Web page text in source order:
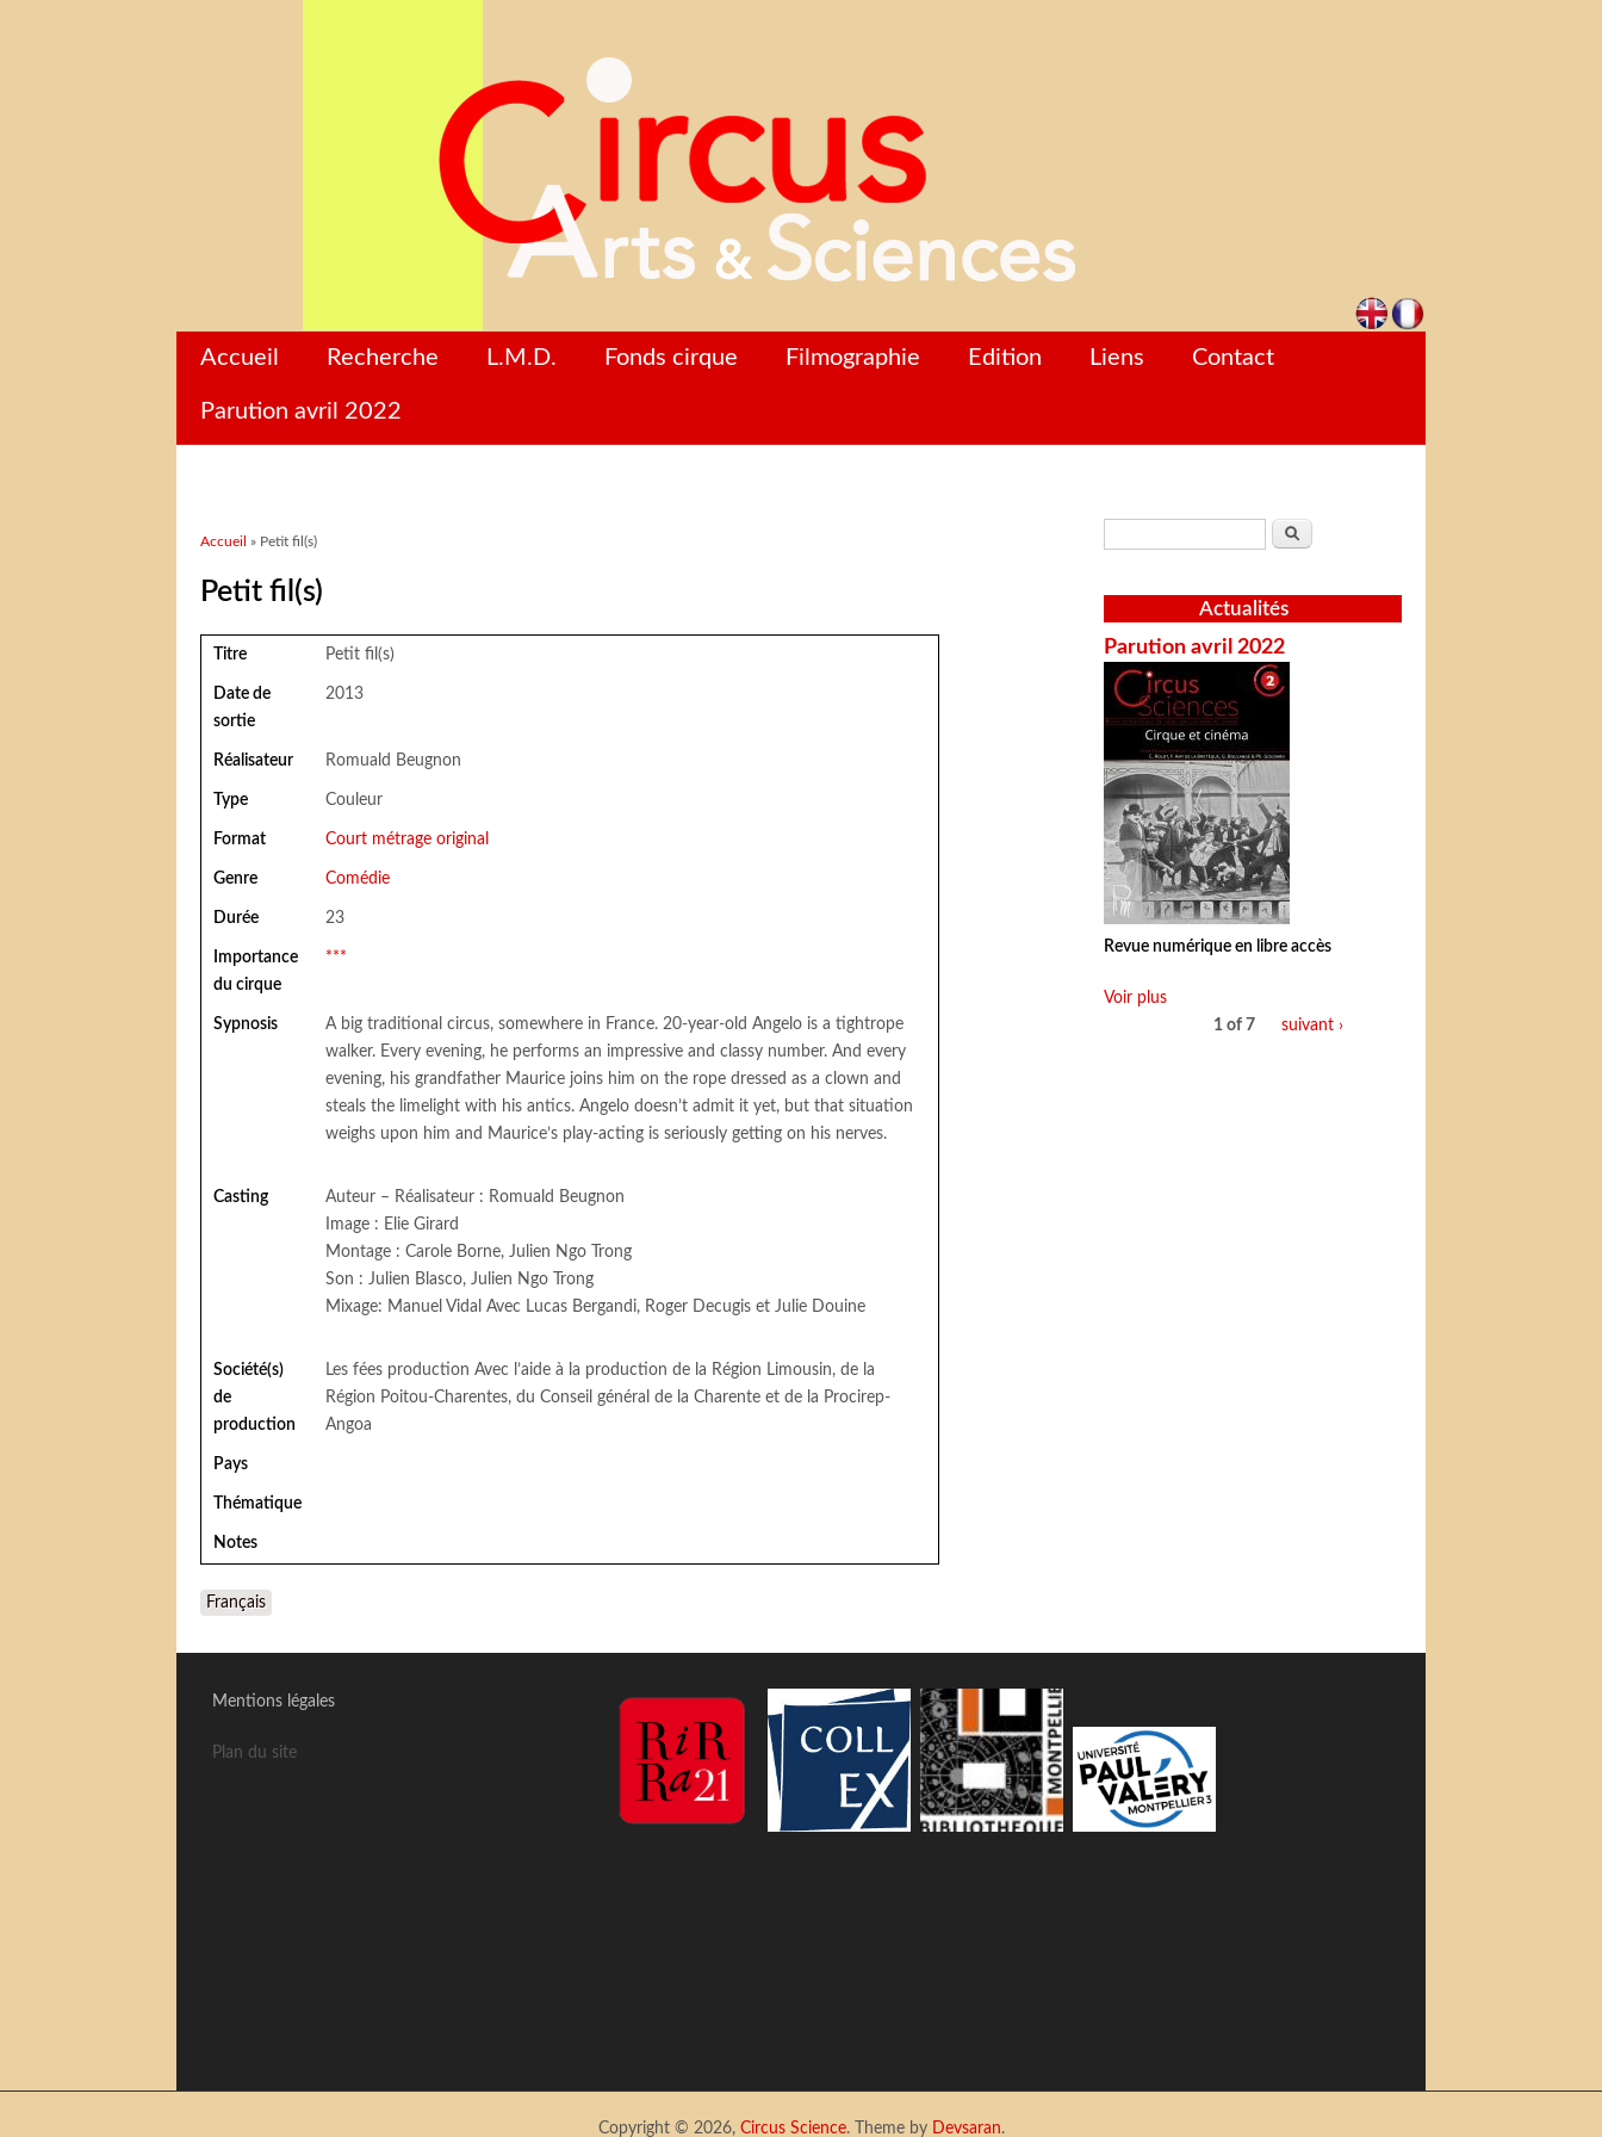
Accueil Recherche L.M.D. Fonds cirque Filmographie Edition Liens Contact
Parution avril 2022
Vous êtes ici
Accueil » Petit fil(s)
Petit fil(s)
Titre Petit fil(s)
Date de
sortie
2013
Réalisateur Romuald Beugnon
Type Couleur
Format Court métrage original
Genre Comédie
Durée 23
Importance
du cirque
***
Sypnosis
A big traditional circus, somewhere in France. 20-year-old Angelo is a tightrope
walker. Every evening, he performs an impressive and classy number. And every
evening, his grandfather Maurice joins him on the rope dressed as a clown and
steals the limelight with his antics. Angelo doesn’t admit it yet, but that situation
weighs upon him and Maurice’s play-acting is seriously getting on his nerves.
Casting
Auteur – Réalisateur : Romuald Beugnon
Image : Elie Girard
Montage : Carole Borne, Julien Ngo Trong
Son : Julien Blasco, Julien Ngo Trong
Mixage: Manuel Vidal Avec Lucas Bergandi, Roger Decugis et Julie Douine
Société(s)
de
production
Les fées production Avec l’aide à la production de la Région Limousin, de la
Région Poitou-Charentes, du Conseil général de la Charente et de la Procirep-
Angoa
Pays
Thématique
Notes
Français
Formulaire de recherche
Rechercher
Actualités
Parution avril 2022
Revue numérique en libre accès
Voir plus
1 of 7
suivant ›
Mentions légales
Plan du site
Copyright © 2026, Circus Science. Theme by Devsaran.